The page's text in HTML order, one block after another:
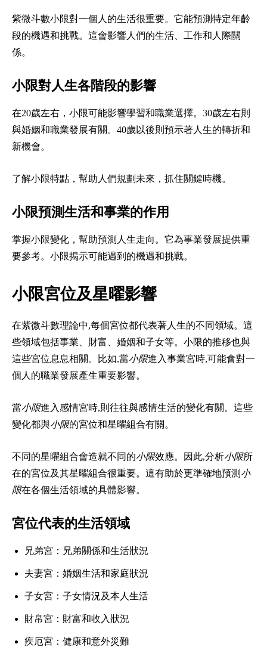
紫微斗數小限對一個人的生活很重要。它能預測特定年齡
段的機遇和挑戰。這會影響人們的生活、工作和人際關
係。
小限對人生各階段的影響
在20歲左右，小限可能影響學習和職業選擇。30歲左右則
與婚姻和職業發展有關。40歲以後則預示著人生的轉折和
新機會。
了解小限特點，幫助人們規劃未來，抓住關鍵時機。
小限預測生活和事業的作用
掌握小限變化，幫助預測人生走向。它為事業發展提供重
要參考。小限揭示可能遇到的機遇和挑戰。
小限宮位及星曜影響
在紫微斗數理論中,每個宮位都代表著人生的不同領域。這
些領域包括事業、財富、婚姻和子女等。小限的推移也與
這些宮位息息相關。比如,當小限進入事業宮時,可能會對一
個人的職業發展產生重要影響。
當小限進入感情宮時,則往往與感情生活的變化有關。這些
變化都與小限的宮位和星曜組合有關。
不同的星曜組合會造就不同的小限效應。因此,分析小限所
在的宮位及其星曜組合很重要。這有助於更準確地預測 小
限在各個生活領域的具體影響。
宮位代表的生活領域
兄弟宮：兄弟關係和生活狀況
夫妻宮：婚姻生活和家庭狀況
子女宮：子女情況及本人生活
財帛宮：財富和收入狀況
疾厄宮：健康和意外災難